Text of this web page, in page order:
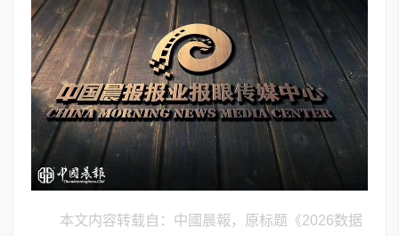
本文内容转载自：中國晨報，原标题《2026数据